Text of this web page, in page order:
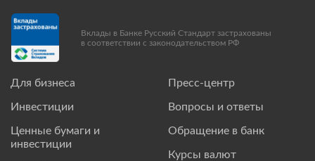
Для бизнеса
Инвестиции
Ценные бумаги и
инвестиции
Пресс-центр
Вопросы и ответы
Обращение в банк
Курсы валют
Вклады в Банке Русский Стандарт застрахованы
в соответствии с законодательством РФ